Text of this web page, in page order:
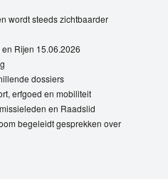
wordt steeds zichtbaarder
Rijen 15.06.2026
dossiers
erfgoed en mobiliteit
en Raadslid
begeleidt gesprekken over